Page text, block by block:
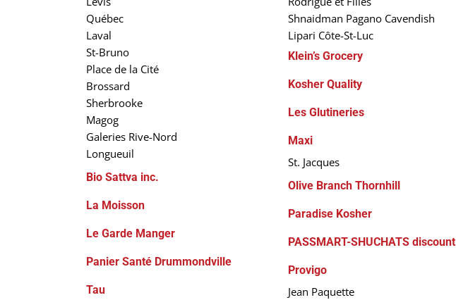
Québec
Laval
St-Bruno
Place de la Cité
Brossard
Sherbrooke
Magog
Galeries Rive-Nord
Longueuil
Bio Sattva inc.
La Moisson
Le Garde Manger
Panier Santé Drummondville
Tau
Shnaidman Pagano Cavendish
Lipari Côte-St-Luc
Klein’s Grocery
Kosher Quality
Les Glutineries
Maxi
St. Jacques
Olive Branch Thornhill
Paradise Kosher
PASSMART-SHUCHATS discount
Provigo
Jean Paquette